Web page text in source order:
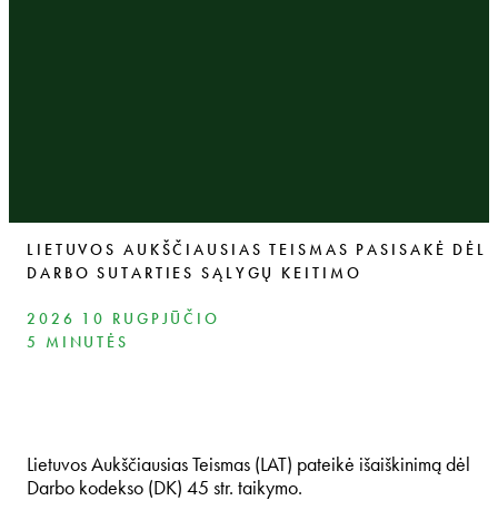
LIETUVOS AUKŠČIAUSIAS TEISMAS PASISAKĖ DĖL
DARBO SUTARTIES SĄLYGŲ KEITIMO
2026 10 RUGPJŪČIO
5 MINUTĖS
Lietuvos Aukščiausias Teismas (LAT) pateikė išaiškinimą dėl
Darbo kodekso (DK) 45 str. taikymo.